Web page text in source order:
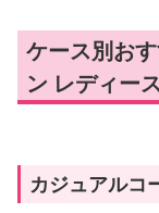
ケース別お
ン レディー
カジュアルコ